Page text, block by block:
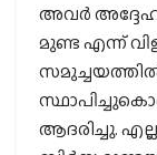
അവര്‍
മുണ്ട എന്ന്
ആദരിച്ചു.